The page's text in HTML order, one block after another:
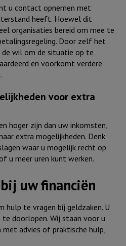
u contact opnemen met
heeft. Hoewel dit
organisaties bereid om mee te
Door zelf het
wil om de situatie op te
en voorkomt verdere
voor extra
hoger zijn dan uw inkomsten,
extra mogelijkheden. Denk
waar u mogelijk recht op
u meer uren kunt werken.
uw financiën
te vragen bij geldzaken. U
doorlopen. Wij staan voor u
advies of praktische hulp,